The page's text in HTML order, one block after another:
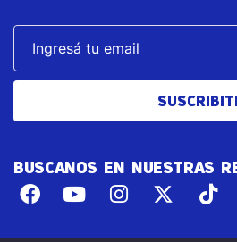
BUSCANOS EN NUESTRAS